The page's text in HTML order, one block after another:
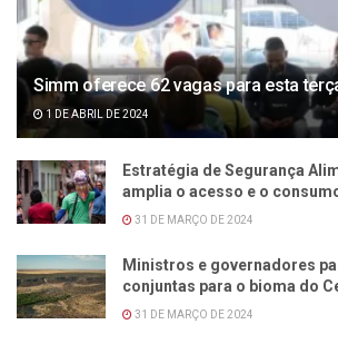
Simm oferece 62 vagas para esta
1 DE ABRIL DE 2024
Estratégia de Segurança
amplia o acesso e o
31 DE MARÇO DE 2024
Ministros e governadores
conjuntas para o bioma do
31 DE MARÇO DE 2024